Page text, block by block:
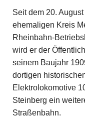
Seit dem 20.
ehemaligen Kreis
Rheinbahn-
wird er der
seinem Baujahr
dortigen
Elektrolokomotive
Steinberg ein
Straßenbahn.